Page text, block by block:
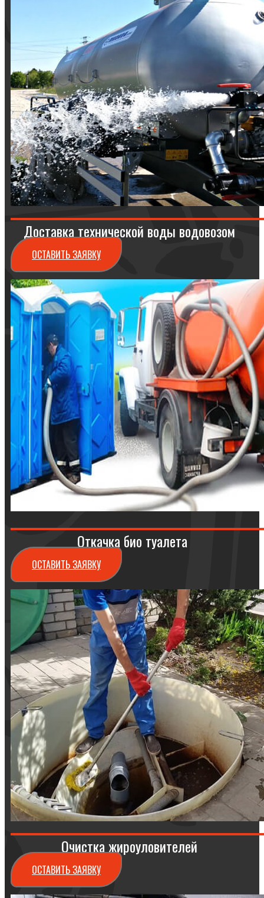
Доставка технической воды водовозом
ОСТАВИТЬ ЗАЯВКУ
Откачка био туалета
ОСТАВИТЬ ЗАЯВКУ
Очистка жироуловителей
ОСТАВИТЬ ЗАЯВКУ